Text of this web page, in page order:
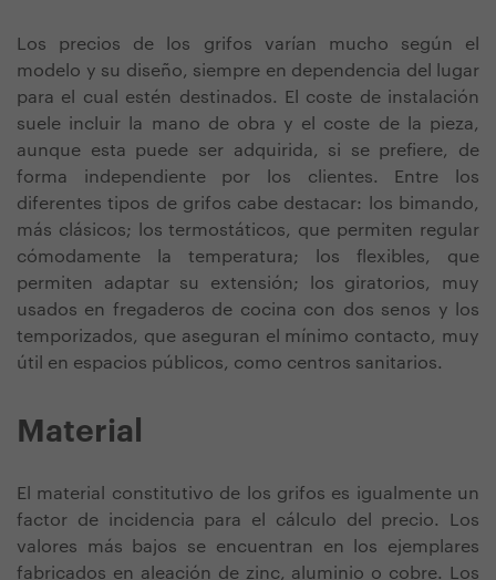
Los precios de los grifos varían mucho según el
modelo y su diseño, siempre en dependencia del lugar
para el cual estén destinados. El coste de instalación
suele incluir la mano de obra y el coste de la pieza,
aunque esta puede ser adquirida, si se prefiere, de
forma independiente por los clientes. Entre los
diferentes tipos de grifos cabe destacar: los bimando,
más clásicos; los termostáticos, que permiten regular
cómodamente la temperatura; los flexibles, que
permiten adaptar su extensión; los giratorios, muy
usados en fregaderos de cocina con dos senos y los
temporizados, que aseguran el mínimo contacto, muy
útil en espacios públicos, como centros sanitarios.
Material
El material constitutivo de los grifos es igualmente un
factor de incidencia para el cálculo del precio. Los
valores más bajos se encuentran en los ejemplares
fabricados en aleación de zinc, aluminio o cobre. Los